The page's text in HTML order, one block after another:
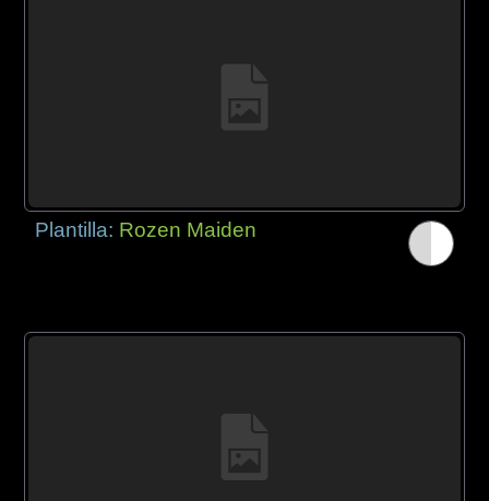
Plantilla: Rozen Maiden